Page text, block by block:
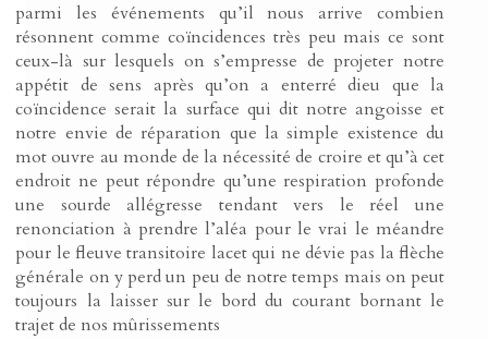
parmi les événements qu’il nous arrive combien
résonnent comme coïncidences très peu mais ce sont
ceux-là sur lesquels on s’empresse de projeter notre
appétit de sens après qu’on a enterré dieu que la
coïncidence serait la surface qui dit notre angoisse et
notre envie de réparation que la simple existence du
mot ouvre au monde de la nécessité de croire et qu’à cet
endroit ne peut répondre qu’une respiration profonde
une sourde allégresse tendant vers le réel une
renonciation à prendre l’aléa pour le vrai le méandre
pour le fleuve transitoire lacet qui ne dévie pas la flèche
générale on y perd un peu de notre temps mais on peut
toujours la laisser sur le bord du courant bornant le
trajet de nos mûrissements